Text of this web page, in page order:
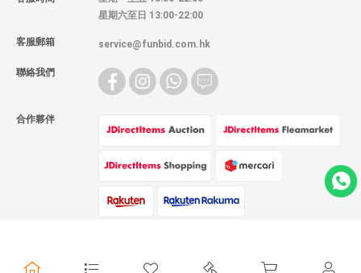
星期六至日 13:00-22:00
客服郵箱 service@funbid.com.hk
聯絡我們
合作夥伴